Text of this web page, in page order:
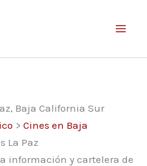
Baja California Sur
> Cines en Baja
La Paz
información y cartelera de